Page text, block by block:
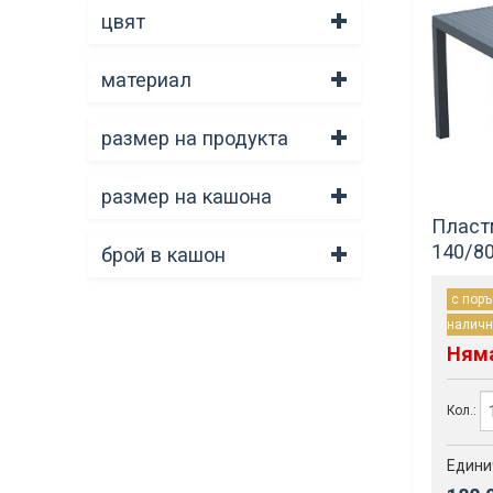
цвят
материал
размер на продукта
размер на кашона
брой в кашон
140/
с
Кол.: